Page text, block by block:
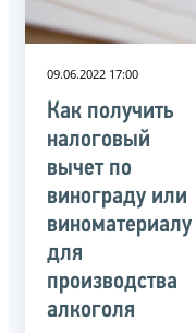
09.06.2022 17:00
Как получить
налоговый
вычет по
винограду или
виноматериалу
для
производства
алкоголя